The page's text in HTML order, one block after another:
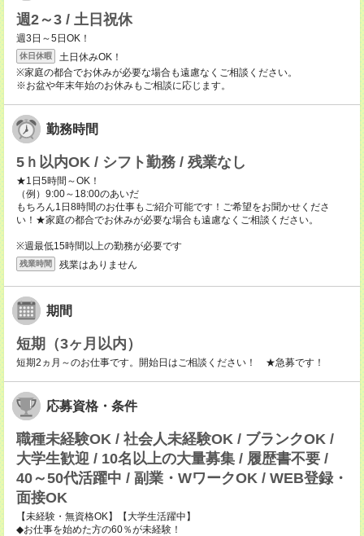
週2～3 / 土日祝休
週3日～5日OK！
休日休暇
土日休みOK！
※家庭の都合でお休みが必要な場合も遠慮なくご相談ください。
※お盆や年末年始のお休みもご相談に応じます。
勤務時間
5ｈ以内OK / シフト勤務 / 残業なし
★1日5時間～OK！
（例）9:00～18:00のあいだ
もちろん1日8時間のお仕事もご紹介可能です！ご希望をお聞かせくださ
い！★家庭の都合でお休みが必要な場合も遠慮なくご相談ください。
※週最低15時間以上の勤務が必要です
残業時間 残業はありません
期間
短期（3ヶ月以内）
短期2ヵ月～のお仕事です。開始日はご相談ください！ ★急募です！
応募資格・条件
職種未経験OK / 社会人未経験OK / ブランクOK /
大学生歓迎 / 10名以上の大量募集 / 履歴書不要 /
40～50代活躍中 / 副業・WワークOK / WEB登録・
面接OK
【未経験・無資格OK】【大学生活躍中】
◆お仕事を始めた方の60％が未経験！